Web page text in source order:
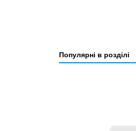
Популярні в розділі